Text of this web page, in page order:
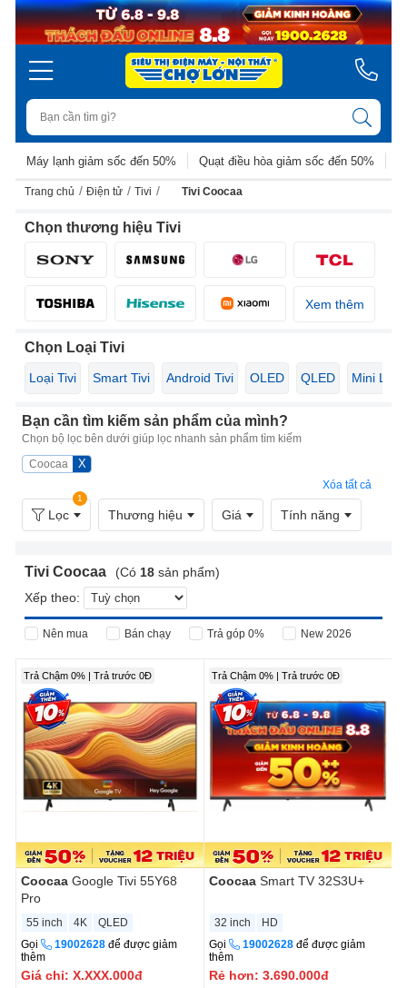
Máy lạnh giảm sốc đến 50% Quạt điều hòa giảm sốc đến 50%
Trang chủ / Điện tử / Tivi / Tivi Coocaa
Chọn thương hiệu Tivi
Xem thêm
Chọn Loại Tivi
Loại Tivi Smart Tivi Android Tivi OLED QLED Mini LED
Bạn cần tìm kiếm sản phẩm của mình?
Chọn bộ lọc bên dưới giúp lọc nhanh sản phẩm tìm kiếm
Coocaa
X
Xóa tất cả
1
Lọc Thương hiệu Giá Tính năng
Tivi Coocaa (Có 18 sản phẩm)
Xếp theo:
Nên mua Bán chạy Trả góp 0% New 2026
Trả Chậm 0% | Trả trước 0Đ
Coocaa Google Tivi 55Y68
Pro
55 inch 4K QLED
Gọi 19002628
thêm
Giá chỉ: X.XXX.000đ
Trả Chậm 0% | Trả trước 0Đ
Coocaa Smart TV 32S3U+
32 inch HD
Gọi 19002628
thêm
Rẻ hơn: 3.690.000đ